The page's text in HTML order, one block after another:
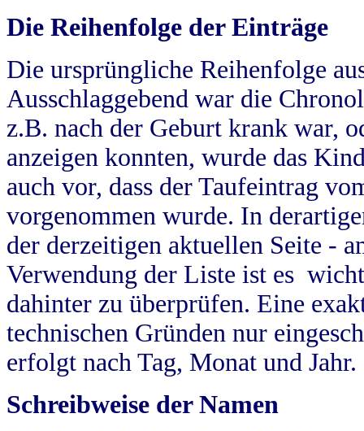
Die Reihenfolge der Einträge
Die ursprüngliche Reihenfolge
Ausschlaggebend war die
z.B. nach der Geburt krank war,
anzeigen konnten, wurde das
auch vor, dass der Taufeintrag
vorgenommen wurde. In
der derzeitigen aktuellen Seite -
Verwendung der Liste ist es
dahinter zu überprüfen. Eine
technischen Gründen nur
erfolgt nach Tag, Monat und Jahr.
Schreibweise der Namen